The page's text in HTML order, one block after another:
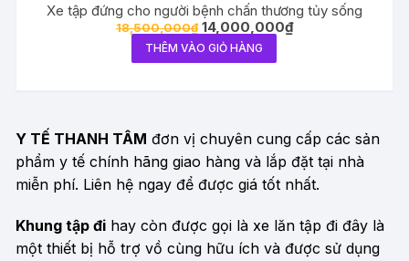
Xe tập đứng cho người bệnh chấn thương tủy sống
18,500,000₫ Giá
gốc
là:
18,500,000₫.
14,000,000₫Giá
hiện
THÊM VÀO GIỎ HÀNG
Y TẾ THANH TÂM đơn vị chuyên cung cấp các sản
phẩm y tế chính hãng giao hàng và lắp đặt tại nhà
miễn phí. Liên hệ ngay để được giá tốt nhất.
Khung tập đi hay còn được gọi là xe lăn tập đi đây là
một thiết bị hỗ trợ vồ cùng hữu ích và được sử dụng